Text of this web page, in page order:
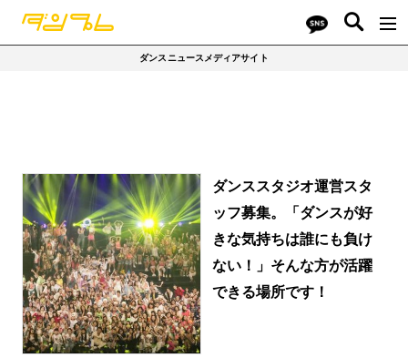
ダンスニュースメディアサイト
ダンススタジオ運営スタ
ッフ募集。「ダンスが好
きな気持ちは誰にも負け
ない！」そんな方が活躍
できる場所です！